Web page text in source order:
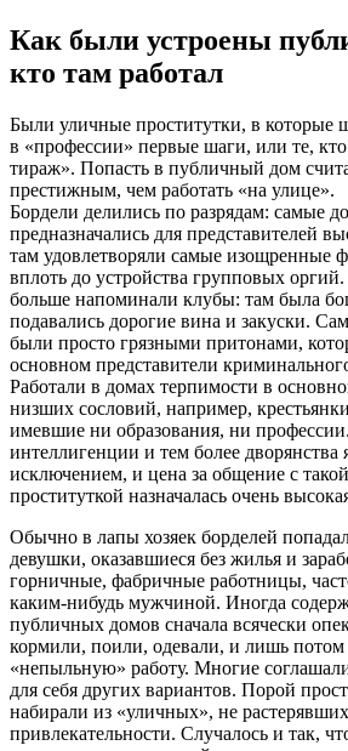
Как были устроены
кто там работал
Были уличные проститутки, в которые
в «профессии» первые шаги, или те,
тираж». Попасть в публичный дом
престижным, чем работать «на улице».
Бордели делились по разрядам: самые
предназначались для представителей
там удовлетворяли самые изощренные
вплоть до устройства групповых
больше напоминали клубы: там была
подавались дорогие вина и закуски.
были просто грязными притонами,
основном представители
Работали в домах терпимости в
низших сословий, например,
имевшие ни образования, ни
интеллигенции и тем более дворянства
исключением, и цена за общение с
проституткой назначалась очень
Обычно в лапы хозяек борделей
девушки, оказавшиеся без жилья и
горничные, фабричные работницы,
каким-нибудь мужчиной. Иногда
публичных домов сначала всячески
кормили, поили, одевали, и лишь потом
«непыльную» работу. Многие
для себя других вариантов. Порой
набирали из «уличных», не
привлекательности. Случалось и так,